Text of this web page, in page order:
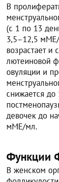
В
(с 1 по 13
3,5–12,5 мМЕ/
возрастает
лютеиновой
овуляции и
снижается
девочек до
мМЕ/мл.
Функции
В женском